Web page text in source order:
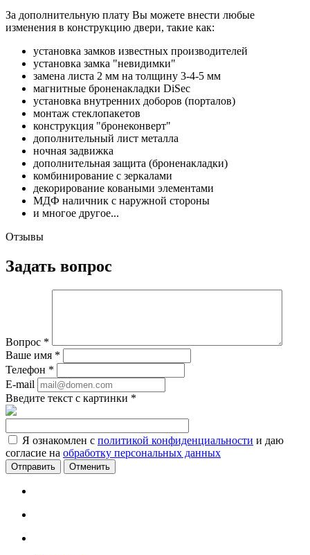
За дополнительную плату Вы можете внести любые
изменения в конструкцию двери, такие как:
установка замков известных производителей
установка замка "невидимки"
замена листа 2 мм на толщину 3-4-5 мм
магнитные броненакладки DiSec
установка внутренних доборов (порталов)
монтаж стеклопакетов
конструкция "бронеконверт"
дополнительный лист металла
ночная задвижка
дополнительная защита (броненакладки)
комбинирование с зеркалами
декорирование коваными элементами
МДФ наличник с наружной стороны
и многое другое...
Отзывы
Задать вопрос
Вопрос *
Ваше имя *
Телефон *
E-mail
Введите текст с картинки *
Я ознакомлен с политикой конфиденциальности и даю
согласие на обработку персональных данных
Отменить